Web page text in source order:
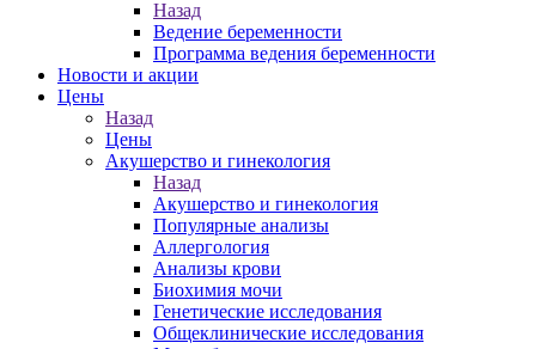
Назад
Ведение беременности
Программа ведения беременности
Новости и акции
Цены
Назад
Цены
Акушерство и гинекология
Назад
Акушерство и гинекология
Популярные анализы
Аллергология
Анализы крови
Биохимия мочи
Генетические исследования
Общеклинические исследования